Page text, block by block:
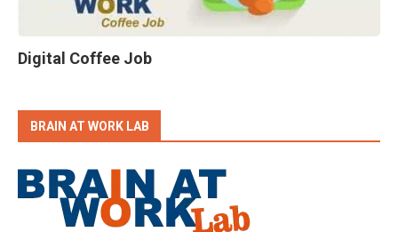
Digital Coffee Job
BRAIN AT WORK LAB